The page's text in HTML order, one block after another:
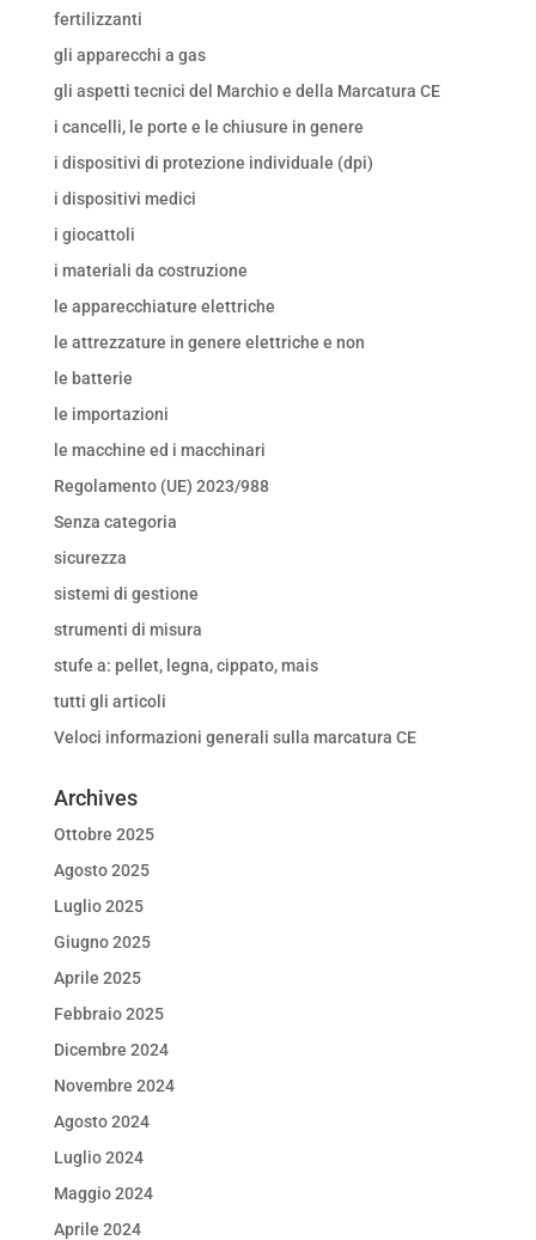
fertilizzanti
gli apparecchi a gas
gli aspetti tecnici del Marchio e della Marcatura CE
i cancelli, le porte e le chiusure in genere
i dispositivi di protezione individuale (dpi)
i dispositivi medici
i giocattoli
i materiali da costruzione
le apparecchiature elettriche
le attrezzature in genere elettriche e non
le batterie
le importazioni
le macchine ed i macchinari
Regolamento (UE) 2023/988
Senza categoria
sicurezza
sistemi di gestione
strumenti di misura
stufe a: pellet, legna, cippato, mais
tutti gli articoli
Veloci informazioni generali sulla marcatura CE
Archives
Ottobre 2025
Agosto 2025
Luglio 2025
Giugno 2025
Aprile 2025
Febbraio 2025
Dicembre 2024
Novembre 2024
Agosto 2024
Luglio 2024
Maggio 2024
Aprile 2024